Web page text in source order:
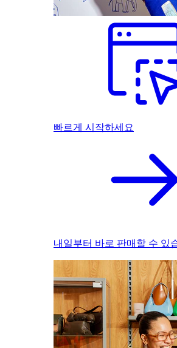
빠르게 시작하세요
내일부터 바로 판매할 수 있